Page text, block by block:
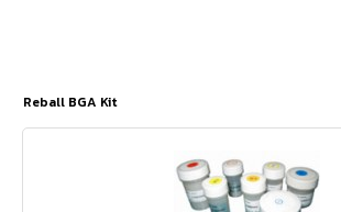
Reball BGA Kit